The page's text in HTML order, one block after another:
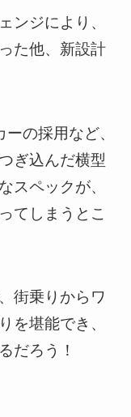
ンジにより、
た他、新設計
の採用など、
ぎ込んだ横型
スペックが、
てしまうとこ
街乗りからワ
を堪能でき、
だろう！